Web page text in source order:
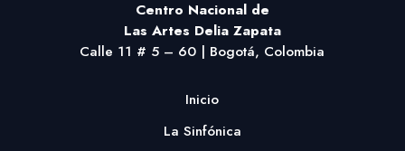
Centro Nacional de
Las Artes Delia Zapata
Calle 11 # 5 – 60 | Bogotá, Colombia
Inicio
La Sinfónica